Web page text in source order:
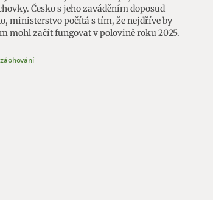
Česko s jeho zaváděním doposud
ministerstvo počítá s tím, že nejdříve by
mohl začít fungovat v polovině roku 2025.
záohování